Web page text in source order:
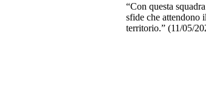
“Con questa
sfide che attendono
territorio.” (11/05/